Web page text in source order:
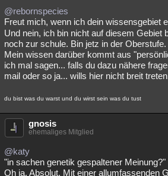
@rebornspecies
Freut mich, wenn ich dein wissensgebiet
Und nein, ich bin nicht auf diesem Gebiet
noch zur schule. Bin jetz in der Oberstufe.
Mein wissen darüber kommt aus
ich mal sagen... falls du dazu nähere
mail oder so ja... wills hier nicht breit
du bist was du warst und du wirst sein was du tust
gnosis
ehemaliges Mitglied
@katy
"in sachen genetik gespaltener Meinung?"
Oh ja. Absolut. Mit einer allumfassenden